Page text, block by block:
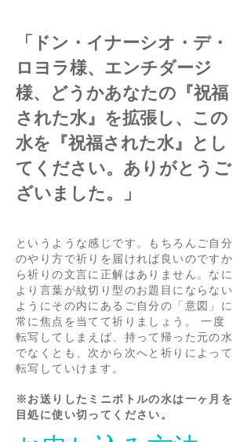
「ドン・イナーシオ・デ・
ロヨラ様、エンチダージ
様、どうかあなたの『祝福
された水』を拡張し、この
水を『祝福された水』とし
てください。ありがとうご
ざいました。」
というような感じです。もちろんご自分
のやり方で祈りを届ければ良いのですか
ら祈りの文言に正解はありません。なに
より言葉が紋切り型のお題目にならない
ようにその内にあるご自分の「意図」に
常に焦点を当てて祈りましょう。 一度
転写してしまえば、持って帰った元の水
でなくとも、次から次へと祈りによって
転写していけます。
※お送りしたミニボトルの水は一ヶ月を
目処に使い切ってください。